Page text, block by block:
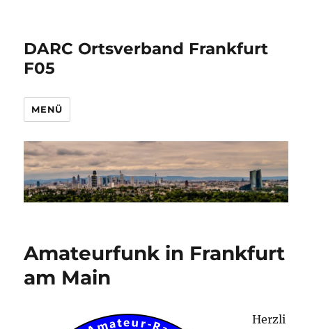
DARC Ortsverband Frankfurt
F05
MENÜ
Amateurfunk in Frankfurt
am Main
Herzli